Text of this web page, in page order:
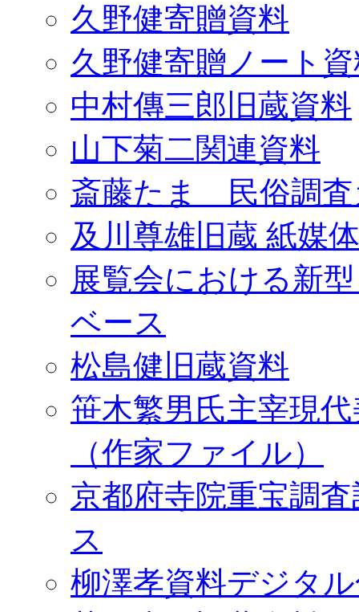
久野健寄贈資料
久野健寄贈ノート
中村傳三郎旧蔵資料
山下菊二関連資料
斎藤たま 民俗調査
及川尊雄旧蔵 紙媒
展覧会における新
ベース
松島健旧蔵資料
笹木繁男氏主宰現
（作家ファイル）
京都府寺院重宝調
ス
柳澤孝資料デジタ